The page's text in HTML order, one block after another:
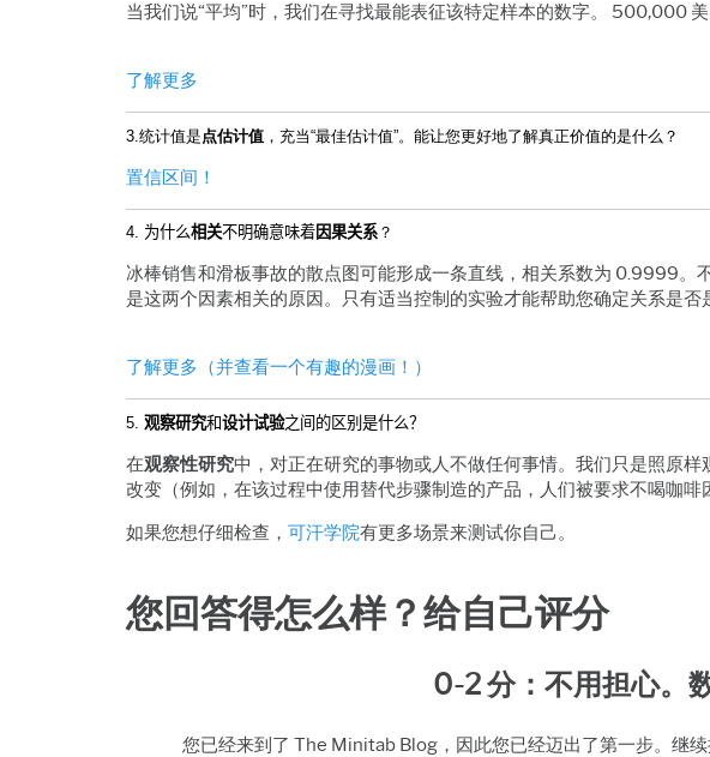
当我们说“平均”时，我们在寻找最能表征该特定样本的数字。 500,000
了解更多
3.统计值是 点估计值 ，充当“最佳估计值”。能让您更好地了解真正价值的是什么？
置信区间！
4. 为什么相关不明确意味着因果关系 ？
冰棒销售和滑板事故的散点图可能形成一条直线，相关系数为 0.9999
是这两个因素相关的原因。只有适当控制的实验才能帮助您确定关系是否
了解更多（并查看一个有趣的漫画！）
5. 观察研究和设计试验之间的区别是什么？
在观察性研究中，对正在研究的事物或人不做任何事情。我们只是照原样
改变（例如，在该过程中使用替代步骤制造的产品，人们被要求不喝咖啡
如果您想仔细检查， 可汗学院有更多场景来测试你自己。
您回答得怎么样？给自己评分
0-2 分： 不用担心。
您已经来到了 The Minitab Blog，因此您已经迈出了第一步。继